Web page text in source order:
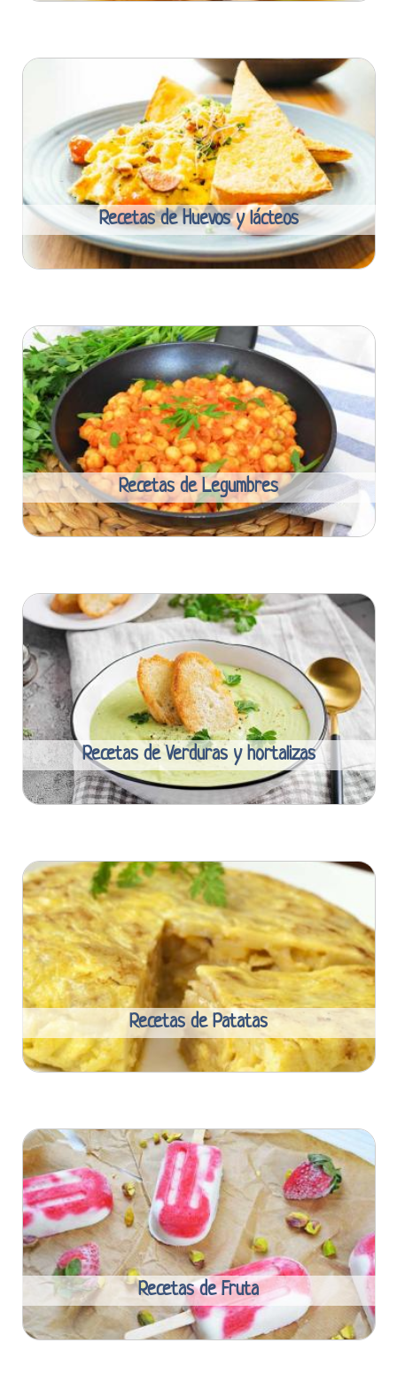
Recetas de Huevos y lácteos
Recetas de Legumbres
Recetas de Verduras y hortalizas
Recetas de Patatas
Recetas de Fruta